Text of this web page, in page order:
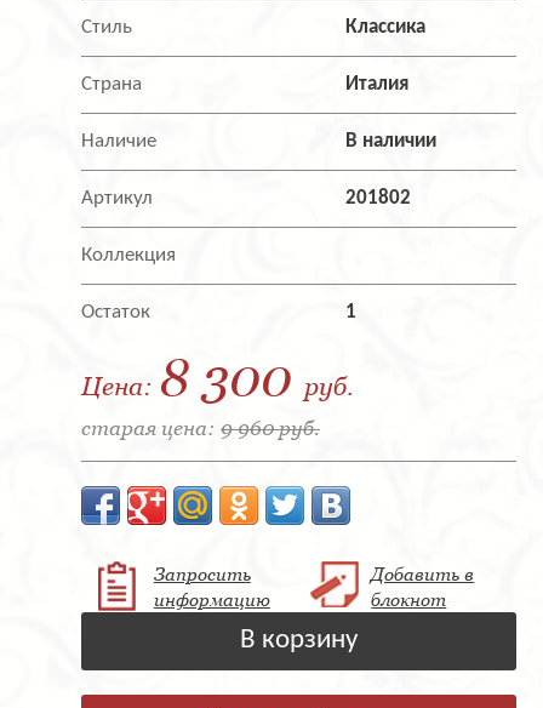
Стиль Классика
Страна Италия
Наличие В наличии
Артикул 201802
Коллекция
Остаток 1
Цена: 8 300 руб.
старая цена: 9 960 руб.
Запросить
информацию
Добавить в
блокнот
В корзину